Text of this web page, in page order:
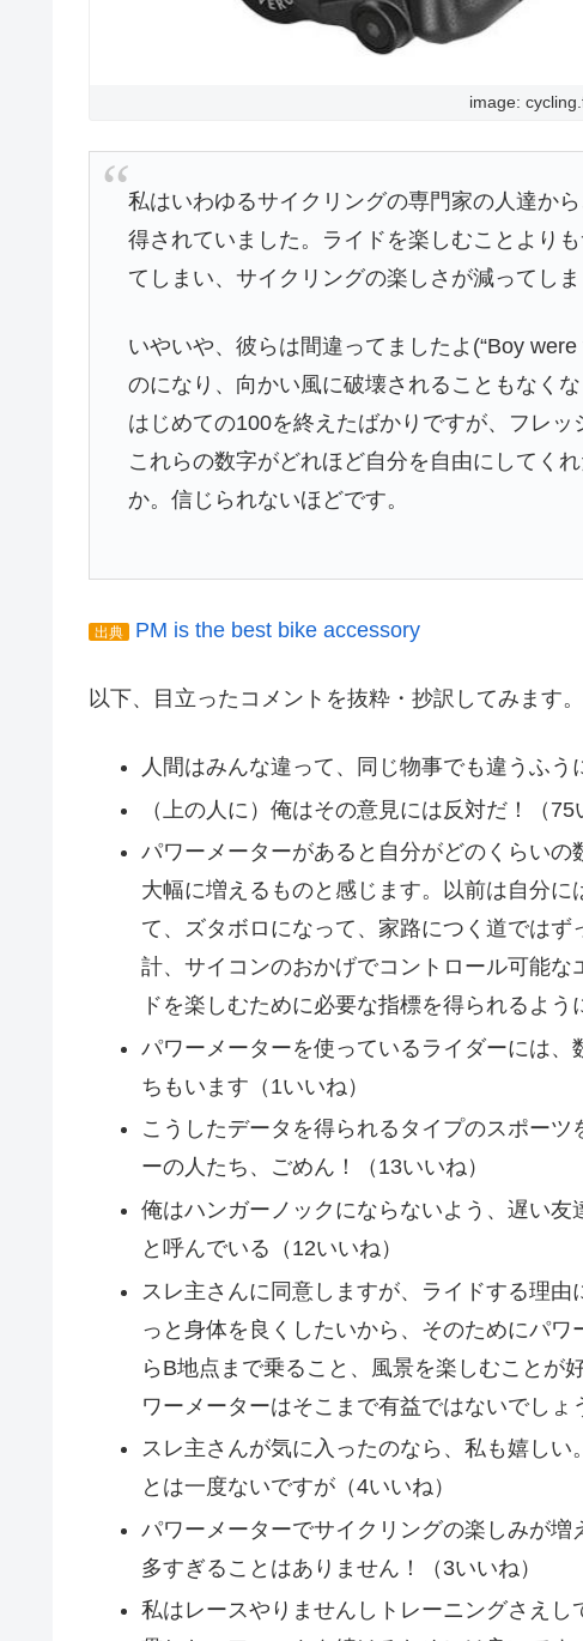
image:
私はいわゆるサイクリングの専門家の人達か
得されていました。ライドを楽しむことより
てしまい、サイクリングの楽しさが減ってし
いやいや、彼らは間違ってましたよ(“Boy
のになり、向かい風に破壊されることもなく
はじめての100を終えたばかりですが、フレ
これらの数字がどれほど自分を自由にしてく
か。信じられないほどです。
出典 PM is the best bike accessory
以下、目立ったコメントを抜粋・抄訳してみます。
人間はみんな違って、同じ物事でも違うふう
（上の人に）俺はその意見には反対だ！（75
パワーメーターがあると自分がどのくらい
大幅に増えるものと感じます。以前は自分
て、ズタボロになって、家路につく道では
計、サイコンのおかげでコントロール可能
ドを楽しむために必要な指標を得られるよう
パワーメーターを使っているライダーには
ちもいます（1いいね）
こうしたデータを得られるタイプのスポー
ーの人たち、ごめん！（13いいね）
俺はハンガーノックにならないよう、遅い
と呼んでいる（12いいね）
スレ主さんに同意しますが、ライドする理
っと身体を良くしたいから、そのためにパ
らB地点まで乗ること、風景を楽しむことが
ワーメーターはそこまで有益ではないでしょ
スレ主さんが気に入ったのなら、私も嬉し
とは一度ないですが（4いいね）
パワーメーターでサイクリングの楽しみが
多すぎることはありません！（3いいね）
私はレースやりませんしトレーニングさえ